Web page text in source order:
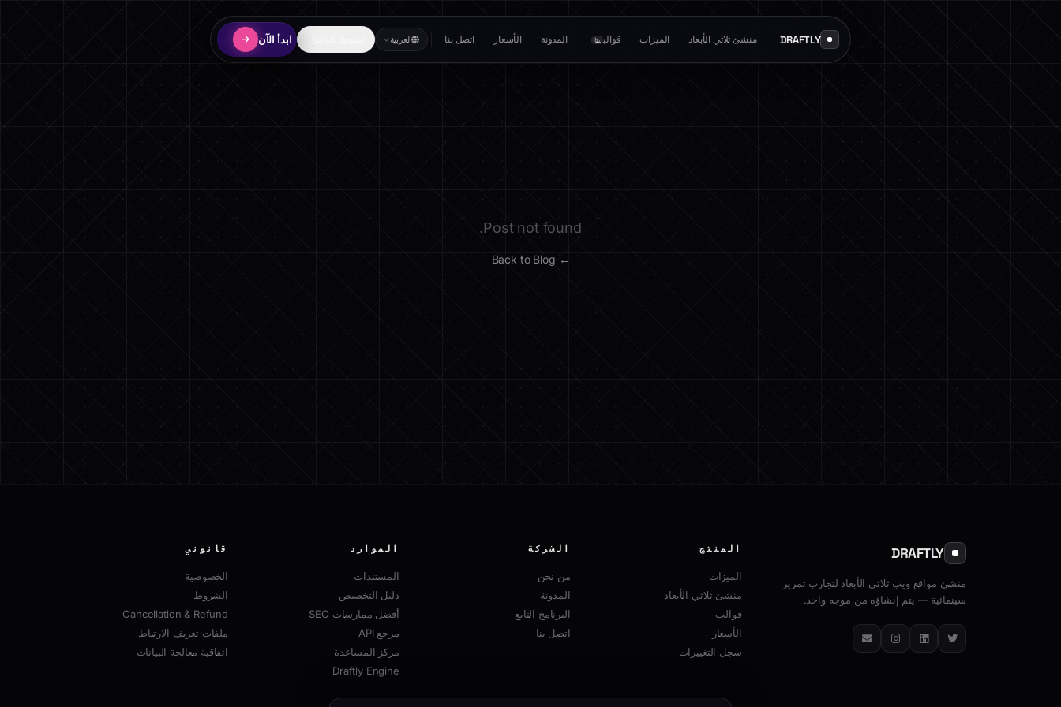
DRAFTLY منشئ ثلاثي الأبعاد الميزات قوالب بيتا المدونة الأسعار اتصل بنا العربية ابدأ الآن
Post not found.
← Back to Blog
DRAFTLY
منشئ مواقع ويب ثلاثي الأبعاد لتجارب تمرير
سينمائية — يتم إنشاؤه من موجه واحد.
تويتر لينكدإنإنستغرامالبريد الإلكتروني
المنتج
الميزات
منشئ ثلاثي الأبعاد
قوالب
الأسعار
سجل التغييرات
الشركة
من نحن
المدونة
البرنامج التابع
اتصل بنا
الموارد
المستندات
دليل التخصيص
أفضل ممارسات SEO
مرجع API
مركز المساعدة
Draftly Engine
قانوني
الخصوصية
الشروط
Cancellation & Refund
ملفات تعريف الارتباط
اتفاقية معالجة البيانات